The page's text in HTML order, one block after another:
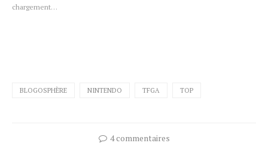
fenêtre)
chargement…
BLOGOSPHÈRE NINTENDO TFGA TOP
4 commentaires